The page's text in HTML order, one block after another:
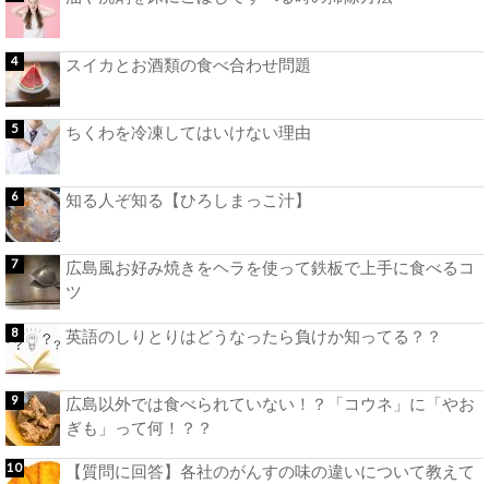
スイカとお酒類の食べ合わせ問題
ちくわを冷凍してはいけない理由
知る人ぞ知る【ひろしまっこ汁】
広島風お好み焼きをヘラを使って鉄板で上手に食べるコ
ツ
英語のしりとりはどうなったら負けか知ってる？？
広島以外では食べられていない！？「コウネ」に「やお
ぎも」って何！？？
【質問に回答】各社のがんすの味の違いについて教えて